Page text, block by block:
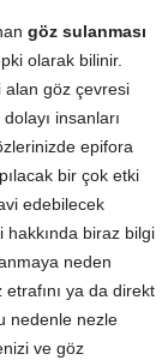
göz sulanması
olarak bilinir.
alan göz çevresi
insanları
epifora
bir çok etki
edebilecek
hakkında biraz bilgi
neden
ya da direkt
nedenle nezle
ve göz